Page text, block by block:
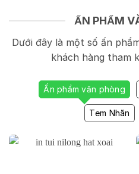
ẤN PHẨM
Dưới đây là một số ấn
khách hàng tham
Ấn phẩm văn phòng
Tem Nhãn